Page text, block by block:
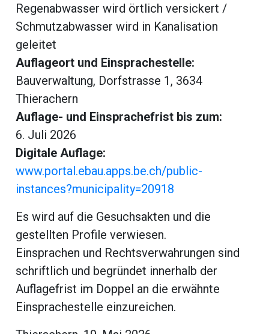
Regenabwasser wird örtlich versickert /
Schmutzabwasser wird in Kanalisation
geleitet
Auflageort und Einsprachestelle:
Bauverwaltung, Dorfstrasse 1, 3634
Thierachern
Auflage- und Einsprachefrist bis zum:
6. Juli 2026
Digitale Auflage:
www.portal.ebau.apps.be.ch/public-
instances?municipality=20918
Es wird auf die Gesuchsakten und die
gestellten Profile verwiesen.
Einsprachen und Rechtsverwahrungen sind
schriftlich und begründet innerhalb der
Auflagefrist im Doppel an die erwähnte
Einsprachestelle einzureichen.